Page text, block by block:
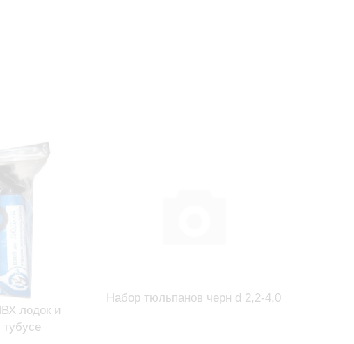
лодок и
Набор тюльпанов черн d 2,2-4,0